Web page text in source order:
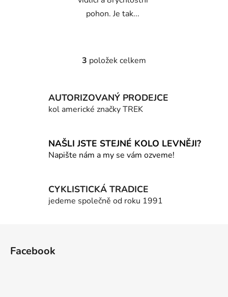
pohon. Je tak...
O
á
d
í
p
k
y
3 položek celkem
AUTORIZOVANÝ PRODEJCE
kol americké značky TREK
NAŠLI JSTE STEJNÉ KOLO LEVNĚJI?
Napište nám a my se vám ozveme!
CYKLISTICKÁ TRADICE
jedeme společně od roku 1991
Facebook